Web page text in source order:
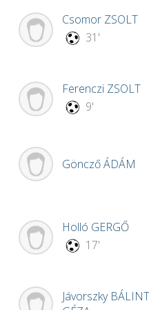
Csomor ZSOLT
31'
Ferenczi ZSOLT
9'
GönczőÁDÁM
Holló GERGŐ
17'
Jávorszky BÁLINT